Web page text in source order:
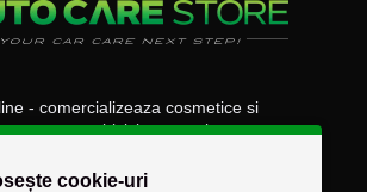
- comercializeaza cosmetice si
moto, atv, biciclete, camioane
890 cookie-uri